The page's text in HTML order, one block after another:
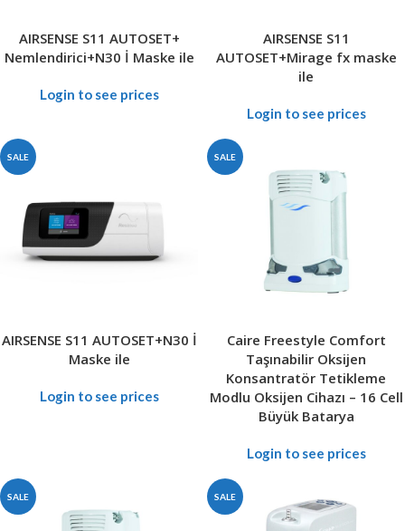
AIRSENSE S11 AUTOSET+
Nemlendirici+N30 İ Maske ile
Login to see prices
AIRSENSE S11
AUTOSET+Mirage fx maske
ile
Login to see prices
SALE
AIRSENSE S11 AUTOSET+N30 İ
Maske ile
Login to see prices
SALE
Caire Freestyle Comfort
Taşınabilir Oksijen
Konsantratör Tetikleme
Modlu Oksijen Cihazı – 16 Cell
Büyük Batarya
Login to see prices
SALE SALE